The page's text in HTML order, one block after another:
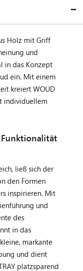
Holz mit Griff
und
in das Konzept
ein. Mit einem
kreiert WOUD
individuellem
ließ sich der
den Formen
inspirieren. Mit
und
des
in das
markante
und dient
platzsparend